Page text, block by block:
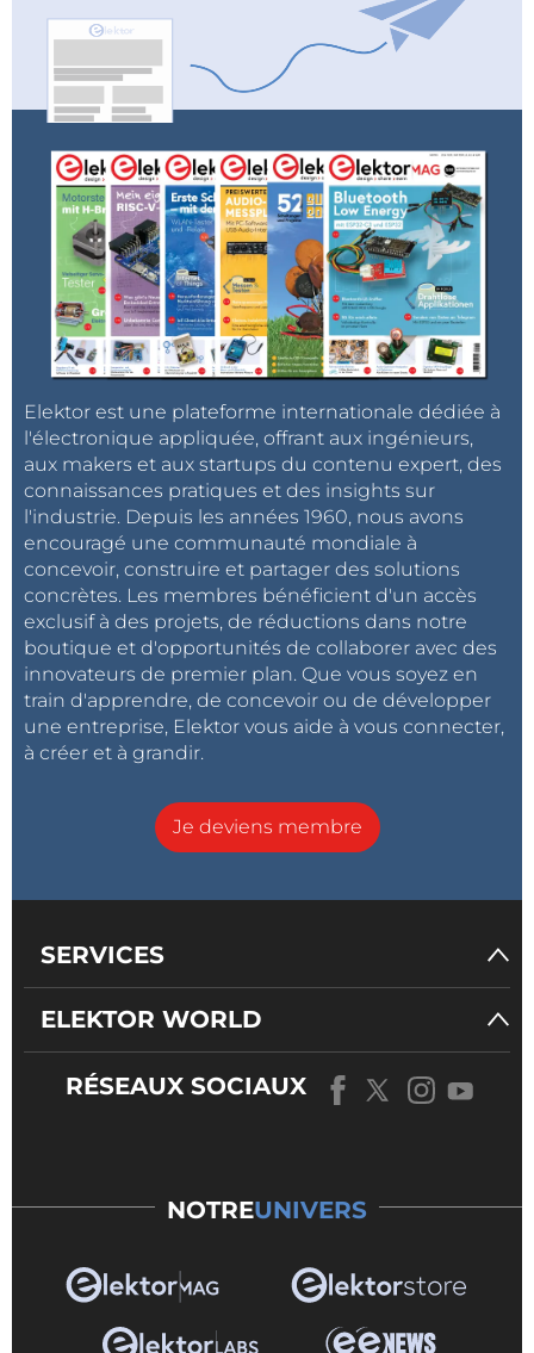
Elektor est une plateforme internationale dédiée à
l'électronique appliquée, offrant aux ingénieurs,
aux makers et aux startups du contenu expert, des
connaissances pratiques et des insights sur
l'industrie. Depuis les années 1960, nous avons
encouragé une communauté mondiale à
concevoir, construire et partager des solutions
concrètes. Les membres bénéficient d'un accès
exclusif à des projets, de réductions dans notre
boutique et d'opportunités de collaborer avec des
innovateurs de premier plan. Que vous soyez en
train d'apprendre, de concevoir ou de développer
une entreprise, Elektor vous aide à vous connecter,
à créer et à grandir.
Je deviens membre
SERVICES
ELEKTOR WORLD
RÉSEAUX SOCIAUX
NOTREUNIVERS